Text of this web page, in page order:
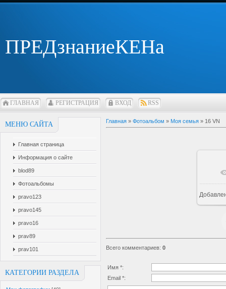
ПРЕДзнаниеКЕНа
ГЛАВНАЯ РЕГИСТРАЦИЯ ВХОД RSS
МЕНЮ САЙТА
Главная страница
Информация о сайте
blod89
Фотоальбомы
pravo123
pravo145
pravo16
prav89
prav101
КАТЕГОРИИ РАЗДЕЛА
Главная » Фотоальбом » Моя семья » 16 VN
Всего комментариев: 0
Имя *:
Email *: